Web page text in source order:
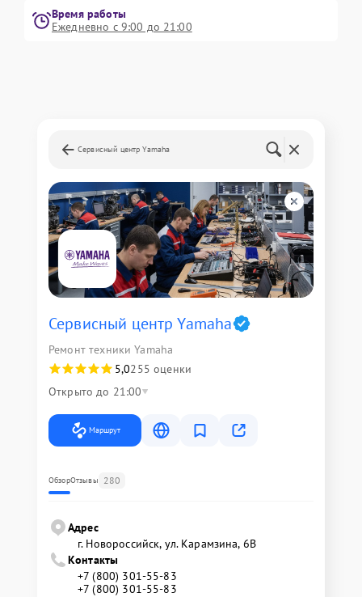
Время работы
Ежедневно с 9:00 до 21:00
Сервисный центр Yamaha
Сервисный центр Yamaha
Ремонт техники Yamaha
5,0255 оценки
Открыто до 21:00
Маршрут
ОбзорОтзывы 280
Адрес
г. Новороссийск, ул. Карамзина, 6В
Контакты
+7 (800) 301-55-83
+7 (800) 301-55-83